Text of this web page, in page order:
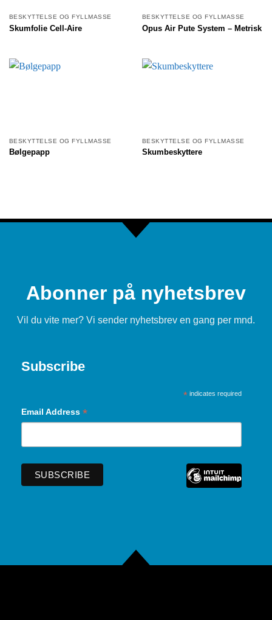
BESKYTTELSE OG FYLLMASSE
Skumfolie Cell-Aire
BESKYTTELSE OG FYLLMASSE
Opus Air Pute System – Metrisk
BESKYTTELSE OG FYLLMASSE
Bølgepapp
BESKYTTELSE OG FYLLMASSE
Skumbeskyttere
Abonner på nyhetsbrev
Vil du vite mer? Vi sender nyhetsbrev en gang per mnd.
Subscribe
*indicates required
Email Address *